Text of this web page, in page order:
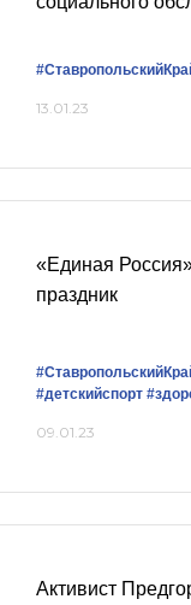
13.01.23
«Единая
праздник
#детскийспорт
09.01.23
Активист